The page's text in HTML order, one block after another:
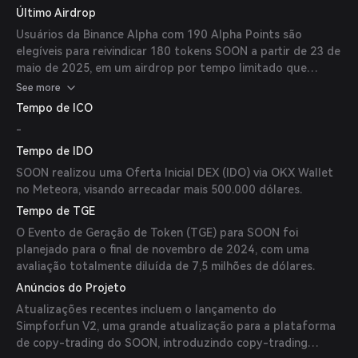
para apoiar desenvolvedores que constroem na plataforma
captação bem-sucedida de 22 milhões de dólares via
vendas de NFTs em uma rodada de financiamento liderada
pela Hack VC em 22 de janeiro de 2025; e o listamento do
token $SOON na Binance Alpha em 23 de maio de 2025.
Último Airdrop
Usuários da Binance Alpha com 190 Alpha Points são
elegíveis para reivindicar 180 tokens SOON a partir de 23 de
maio de 2025, em um airdrop por tempo limitado que
consome 15 pontos por reivindicação.
See more
Tempo de ICO
-
Tempo de IDO
SOON realizou uma Oferta Inicial DEX (IDO) via OKX Wallet
no Meteora, visando arrecadar mais 500.000 dólares.
Tempo de TGE
O Evento de Geração de Token (TGE) para SOON foi
planejado para o final de novembro de 2024, com uma
avaliação totalmente diluída de 7,5 milhões de dólares.
Anúncios do Projeto
Atualizações recentes incluem o lançamento do
Simpfor.fun V2, uma grande atualização para a plataforma
de copy-trading do SOON, introduzindo copy-trading